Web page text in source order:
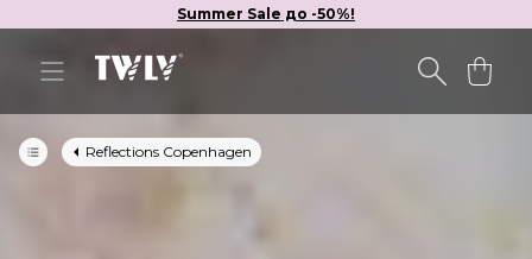
Summer Sale до -50%!
Reflections Copenhagen